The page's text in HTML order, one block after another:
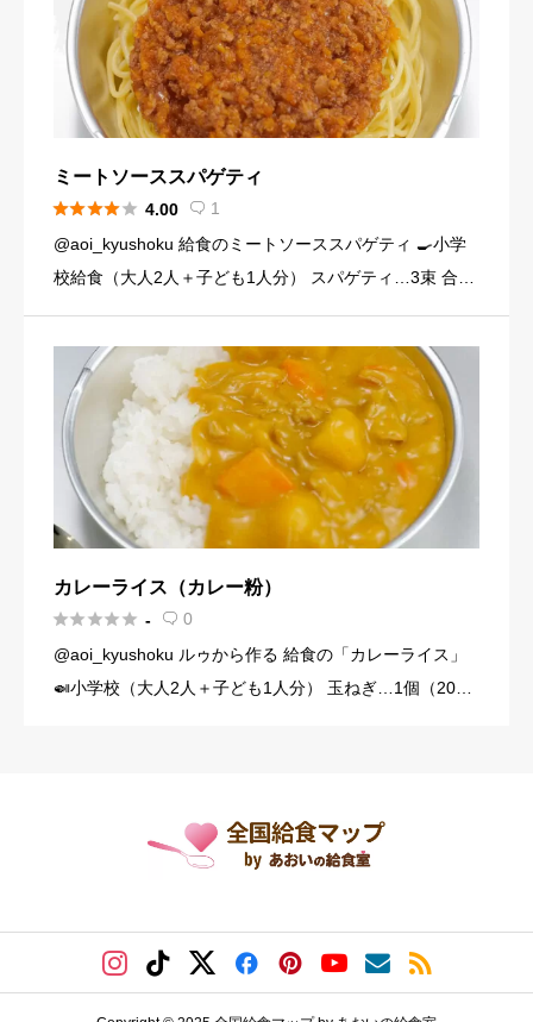
ミートソーススパゲティ
 4.00  1
@aoi_kyushoku 給食のミートソーススパゲティ 🍳小学
校給食（大人2人＋子ども1人分） スパゲティ…3束 合い
（120g） にんにくチューブ…少々（1 […]
カレーライス（カレー粉）
 -  0
@aoi_kyushoku ルゥから作る 給食の「カレーライス」
🍛小学校（大人2人＋子ども1人分） 玉ねぎ…1個（200